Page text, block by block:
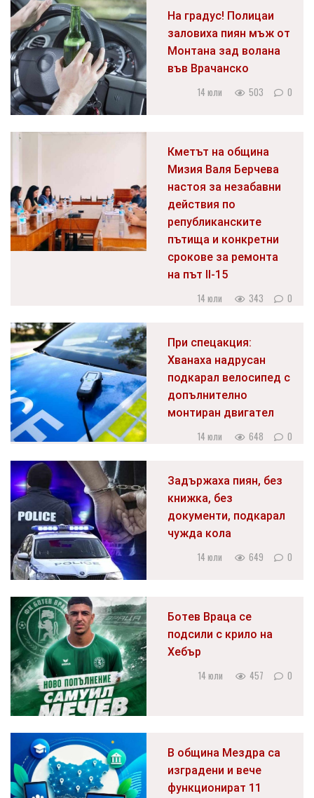
На градус! Полицаи
заловиха пиян мъж от
Монтана зад волана
във Врачанско
14 юли 503 0
Кметът на община
Мизия Валя Берчева
настоя за незабавни
действия по
републиканските
пътища и конкретни
срокове за ремонта
на път II-15
14 юли 343 0
При спецакция:
Хванаха надрусан
подкарал велосипед с
допълнително
монтиран двигател
14 юли 648 0
Задържаха пиян, без
книжка, без
документи, подкарал
чужда кола
14 юли 649 0
Ботев Враца се
подсили с крило на
Хебър
14 юли 457 0
В община Мездра са
изградени и вече
функционират 11